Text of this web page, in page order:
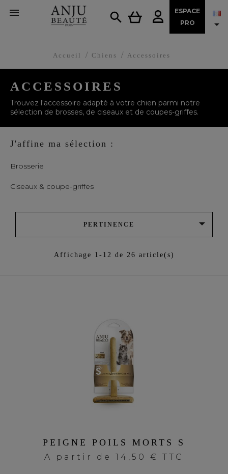


ESPACE
PRO

Accueil Chiens Accessoires
ACCESSOIRES
Trouvez l'accessoire adapté à votre chien parmi notre
sélection de brosses, de ciseaux et de coupes-griffes.
J'affine ma sélection :
Brosserie
Ciseaux & coupe-griffes
PERTINENCE 
Affichage 1-12 de 26 article(s)
PEIGNE POILS MORTS S
A partir de 14,50 € TTC